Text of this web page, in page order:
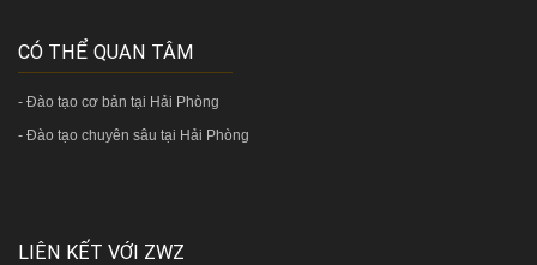
CÓ THỂ QUAN TÂM
- Đào tạo cơ bản tại Hải Phòng
- Đào tạo chuyên sâu tại Hải Phòng
LIÊN KẾT VỚI ZWZ